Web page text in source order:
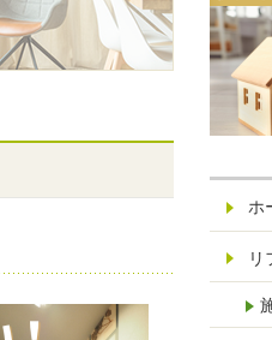
ホ
リ